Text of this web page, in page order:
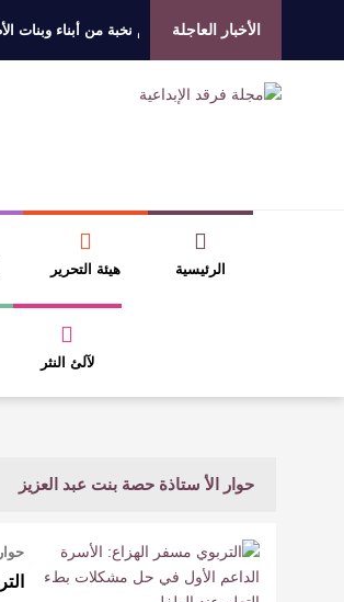
الأخبار العاجلة
للتفوق العلمي تكرّم نخبة من أبناء وبنات
التشكيل الصوفي والفلسفي في “مملكة الله” للدكتور
الرئيسية هيئة التحرير
لآلئ النثر
حوار الأ ستاذة حصة بنت عبد العزيز